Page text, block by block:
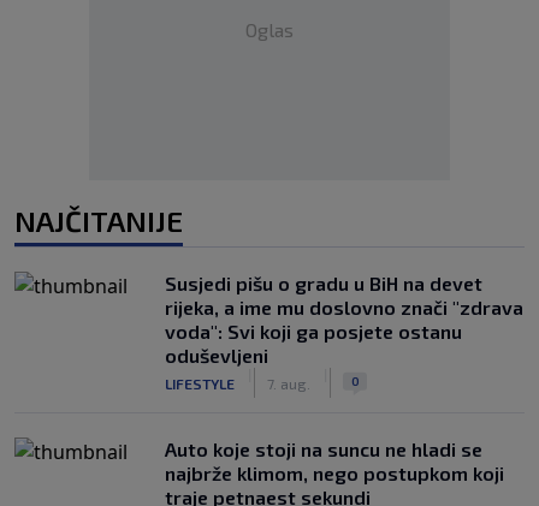
Oglas
NAJČITANIJE
Susjedi pišu o gradu u BiH na devet
rijeka, a ime mu doslovno znači "zdrava
voda": Svi koji ga posjete ostanu
oduševljeni
LIFESTYLE 7. aug. 0
Auto koje stoji na suncu ne hladi se
najbrže klimom, nego postupkom koji
traje petnaest sekundi